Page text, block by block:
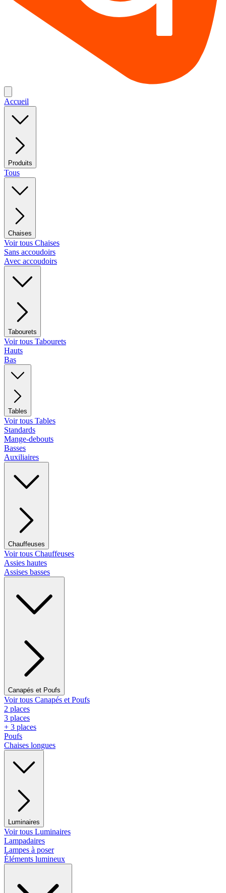
Accueil
Produits
Tous
Chaises
Voir tous Chaises
Sans accoudoirs
Avec accoudoirs
Tabourets
Voir tous Tabourets
Hauts
Bas
Tables
Voir tous Tables
Standards
Mange-debouts
Basses
Auxiliaires
Chauffeuses
Voir tous Chauffeuses
Assies hautes
Assises basses
Canapés et Poufs
Voir tous Canapés et Poufs
2 places
3 places
+ 3 places
Poufs
Chaises longues
Luminaires
Voir tous Luminaires
Lampadaires
Lampes à poser
Éléments lumineux